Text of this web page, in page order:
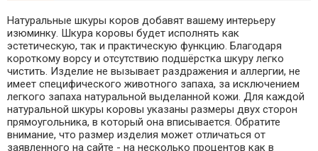
Натуральные шкуры коров добавят вашему интерьеру
изюминку. Шкура коровы будет исполнять как
эстетическую, так и практическую функцию. Благодаря
короткому ворсу и отсутствию подшёрстка шкуру легко
чистить. Изделие не вызывает раздражения и аллергии, не
имеет специфического животного запаха, за исключением
легкого запаха натуральной выделанной кожи. Для каждой
натуральной шкуры коровы указаны размеры двух сторон
прямоугольника, в который она вписывается. Обратите
внимание, что размер изделия может отличаться от
заявленного на сайте - на несколько процентов как в